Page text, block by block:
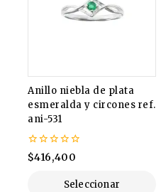
Anillo niebla de plata
esmeralda y circones ref.
ani-531
0
de
$416,400
Seleccionar